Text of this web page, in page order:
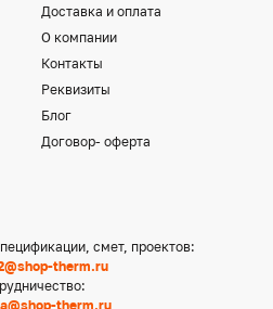
Доставка и оплата
О компании
Контакты
Реквизиты
Блог
Договор- оферта
смет, проектов:
therm.ru
therm.ru